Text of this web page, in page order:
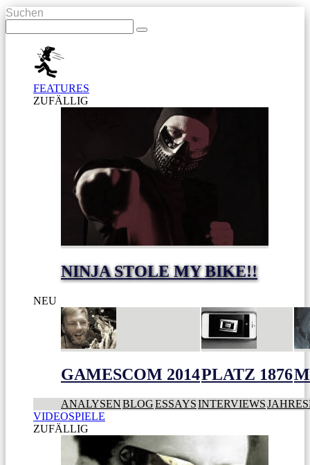
Suchen
FEATURES
ZUFÄLLIG
NINJA STOLE MY BIKE!!
NEU
GAMESCOM 2014PLATZ 1876
ANALYSENBLOGESSAYSINTERVIEWS
VIDEOSPIELE
ZUFÄLLIG